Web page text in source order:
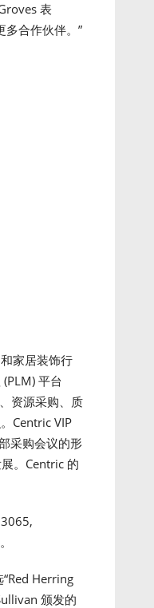
表
多合作伙伴。”
家居装饰行
平台
资源采购、质
Centric VIP
采购会议的形
。Centric 的
Herring
颁发的